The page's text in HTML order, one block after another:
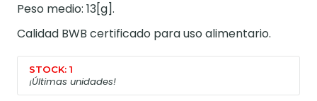
Peso medio: 13[g].
Calidad BWB certificado para uso alimentario.
STOCK: 1
¡Últimas unidades!